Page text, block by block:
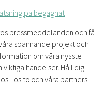
på begagnat
pressmeddelanden och få
spännande projekt och
om våra nyaste
händelser. Håll dig
Tosito och våra partners